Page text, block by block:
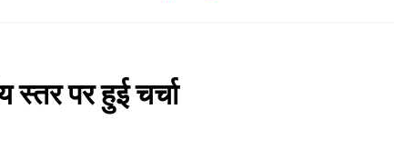
पर हुई चर्चा